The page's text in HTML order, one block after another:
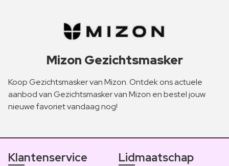
Mizon Gezichtsmasker
Koop Gezichtsmasker van Mizon. Ontdek ons actuele
aanbod van Gezichtsmasker van Mizon en bestel jouw
nieuwe favoriet vandaag nog!
Klantenservice Lidmaatschap